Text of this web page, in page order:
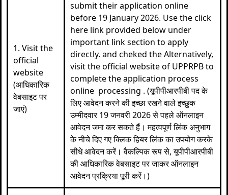
1. Visit the
official
website
(आधिकारिक
वेबसाइट पर
जाएं)
submit their application online
before 19 January 2026. Use the click
here link provided below under
important link section to apply
directly. and cheked the Alternatively,
visit the official website of UPPRPB to
complete the application process
online processing . (यूपीपीआरपीबी पद के
लिए आवेदन करने की इच्छा रखने वाले इच्छुक
उम्मीदवार 19 जनवरी 2026 से पहले ऑनलाइन
आवेदन जमा कर सकते हैं। महत्वपूर्ण लिंक अनुभाग
के नीचे दिए गए क्लिक हियर लिंक का उपयोग करके
सीधे आवेदन करें। वैकल्पिक रूप से, यूपीपीआरपीबी
की आधिकारिक वेबसाइट पर जाकर ऑनलाइन
आवेदन प्रक्रिया पूरी करें।)